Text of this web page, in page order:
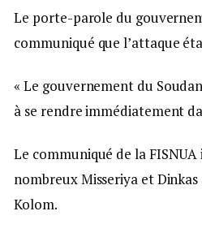
Le porte-parole du
communiqué que l’attaque
« Le gouvernement du
à se rendre immédiatement
Le communiqué de la
nombreux Misseriya et
Kolom.